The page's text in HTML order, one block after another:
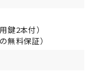
鍵2本付）
無料保証）